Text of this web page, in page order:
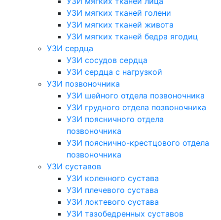
УЗИ мягких тканей голени
УЗИ мягких тканей живота
УЗИ мягких тканей бедра ягодиц
УЗИ сердца
УЗИ сосудов сердца
УЗИ сердца с нагрузкой
УЗИ позвоночника
УЗИ шейного отдела позвоночника
УЗИ грудного отдела позвоночника
УЗИ поясничного отдела
позвоночника
УЗИ пояснично-крестцового отдела
позвоночника
УЗИ суставов
УЗИ коленного сустава
УЗИ плечевого сустава
УЗИ локтевого сустава
УЗИ тазобедренных суставов